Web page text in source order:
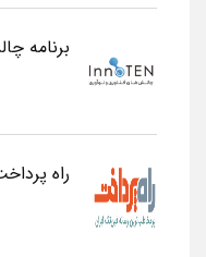
برنامه
راه